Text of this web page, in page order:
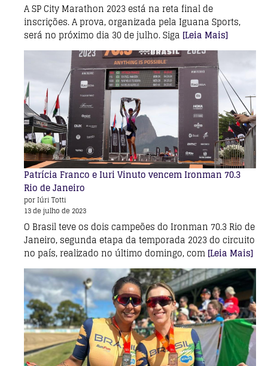
A SP City Marathon 2023 está na reta final de
inscrições. A prova, organizada pela Iguana Sports,
será no próximo dia 30 de julho. Siga [Leia Mais]
Patrícia Franco e Iuri Vinuto vencem Ironman 70.3
Rio de Janeiro
por Iúri Totti
13 de julho de 2023
O Brasil teve os dois campeões do Ironman 70.3 Rio de
Janeiro, segunda etapa da temporada 2023 do circuito
no país, realizado no último domingo, com [Leia Mais]